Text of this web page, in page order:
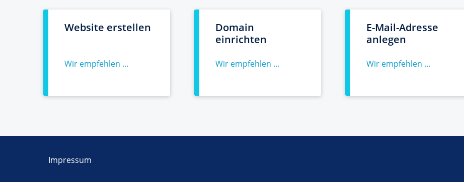
Website erstellen
Wir empfehlen ...
Domain
einrichten
Wir empfehlen ...
E-Mail-Adresse
anlegen
Wir empfehlen ...
Impressum